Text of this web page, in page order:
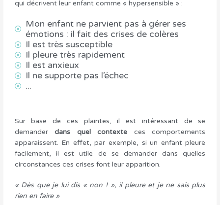
qui décrivent leur enfant comme « hypersensible » :
Mon enfant ne parvient pas à gérer ses
émotions : il fait des crises de colères
Il est très susceptible
Il pleure très rapidement
Il est anxieux
Il ne supporte pas l’échec
...
Sur base de ces plaintes, il est intéressant de se
demanderdans quel contexte ces comportements
apparaissent. En effet, par exemple, si un enfant pleure
facilement, il est utile de se demander dans quelles
circonstances ces crises font leur apparition.
« Dès que je lui dis « non ! », il pleure et je ne sais plus
rien en faire »